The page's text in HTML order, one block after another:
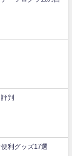
判
利グッズ17選